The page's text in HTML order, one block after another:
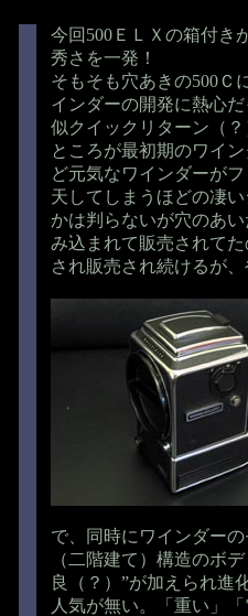
今回500ＥＬＸの箱付き
秀さを一発！
そもそも穴あきの500Ｃ
インダーの開発に熱心
似クイックリターン（？
ところが最初期のワイ
ど元気なワインダーが
天してしまうほどの凄
かは判らないが穴のあ
み込まれて販売されて
され販売され続けるが
で、同時にワインダー
（二階建て）構造のボ
良（？）”が加えられ進
人気が無い。「重い」